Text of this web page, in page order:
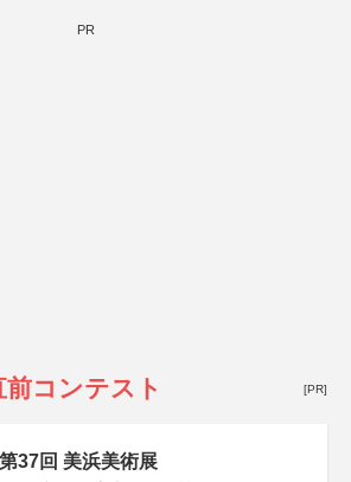
PR
コンテスト [PR]
37回 美浜美術展